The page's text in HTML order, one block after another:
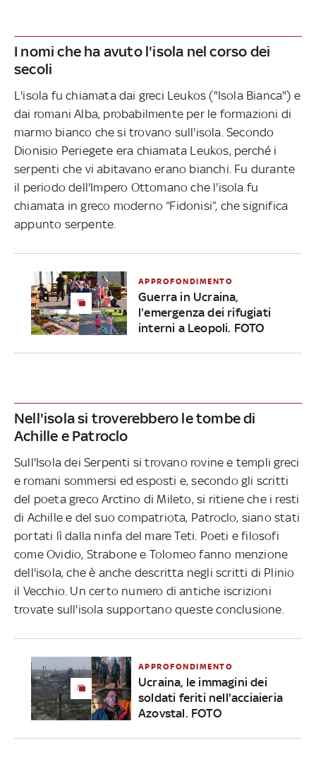
I nomi che ha avuto l'isola nel corso dei
secoli
L'isola fu chiamata dai greci Leukos ("Isola Bianca") e
dai romani Alba, probabilmente per le formazioni di
marmo bianco che si trovano sull'isola. Secondo
Dionisio Periegete era chiamata Leukos, perché i
serpenti che vi abitavano erano bianchi. Fu durante
il periodo dell'Impero Ottomano che l'isola fu
chiamata in greco moderno “Fidonisi”, che significa
appunto serpente.
APPROFONDIMENTO
Guerra in Ucraina,
l'emergenza dei rifugiati
interni a Leopoli. FOTO
Nell'isola si troverebbero le tombe di
Achille e Patroclo
Sull'Isola dei Serpenti si trovano rovine e templi greci
e romani sommersi ed esposti e, secondo gli scritti
del poeta greco Arctino di Mileto, si ritiene che i resti
di Achille e del suo compatriota, Patroclo, siano stati
portati lì dalla ninfa del mare Teti. Poeti e filosofi
come Ovidio, Strabone e Tolomeo fanno menzione
dell'isola, che è anche descritta negli scritti di Plinio
il Vecchio. Un certo numero di antiche iscrizioni
trovate sull'isola supportano queste conclusione.
APPROFONDIMENTO
Ucraina, le immagini dei
soldati feriti nell'acciaieria
Azovstal. FOTO